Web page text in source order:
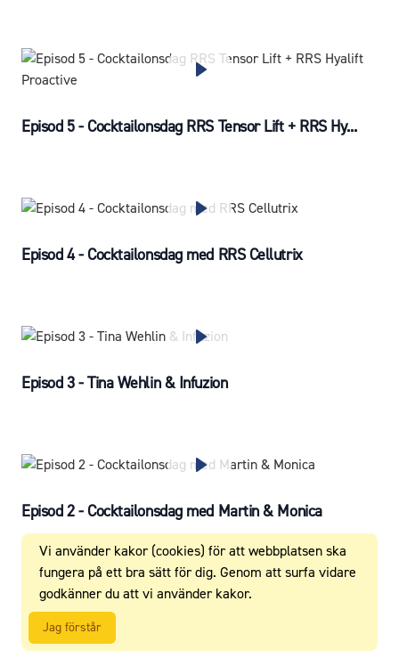
Vi använder kakor (cookies) för att webbplatsen ska
fungera på ett bra sätt för dig. Genom att surfa vidare
godkänner du att vi använder kakor.
Jag förstår
Episod 5 - Cocktailonsdag RRS Tensor Lift + RRS Hy...
Episod 4 - Cocktailonsdag med RRS Cellutrix
Episod 3 - Tina Wehlin & Infuzion
Episod 2 - Cocktailonsdag med Martin & Monica